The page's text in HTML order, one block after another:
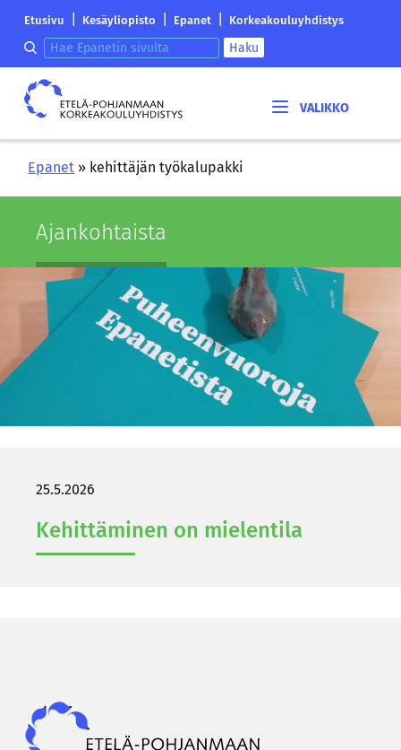
Etelä-
korkeakouluyhdistyksen
saapumissivu
Etusivu Kesäyliopisto Epanet Korkeakouluyhdistys
Hae epanetin sivulta Haku
Etelä-
Pohjanmaan
Epanet » kehittäjän työkalupakki
Ajan­koh­tais­ta
25.5.2026
Ke­hit­tä­mi­nen on mie­len­ti­la